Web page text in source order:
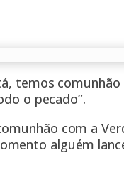
temos
o pecado”.
com a
alguém